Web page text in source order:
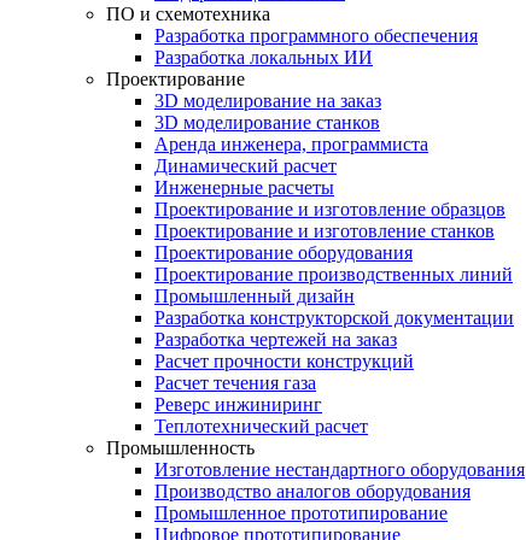
ПО и схемотехника
Разработка программного обеспечения
Разработка локальных ИИ
Проектирование
3D моделирование на заказ
3D моделирование станков
Аренда инженера, программиста
Динамический расчет
Инженерные расчеты
Проектирование и изготовление образцов
Проектирование и изготовление станков
Проектирование оборудования
Проектирование производственных линий
Промышленный дизайн
Разработка конструкторской документации
Разработка чертежей на заказ
Расчет прочности конструкций
Расчет течения газа
Реверс инжиниринг
Теплотехнический расчет
Промышленность
Изготовление нестандартного оборудования
Производство аналогов оборудования
Промышленное прототипирование
Цифровое прототипирование